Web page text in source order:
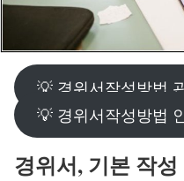
💡 경위서작성방법
💡 경위서작성방법
경위서, 기본 작